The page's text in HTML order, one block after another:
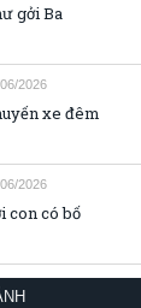
gởi Ba
2026
xe đêm
2026
con có bố